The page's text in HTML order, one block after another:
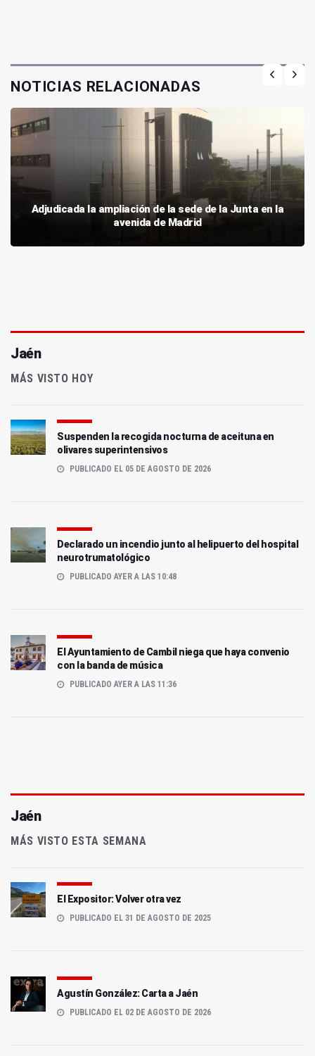
NOTICIAS RELACIONADAS
Adjudicada la ampliación de la sede de la Junta en la
avenida de Madrid
Jaén
MÁS VISTO HOY
Suspenden la recogida nocturna de aceituna en
olivares superintensivos
PUBLICADO EL 05 DE AGOSTO DE 2026
Declarado un incendio junto al helipuerto del hospital
neurotrumatológico
PUBLICADO AYER A LAS 10:48
El Ayuntamiento de Cambil niega que haya convenio
con la banda de música
PUBLICADO AYER A LAS 11:36
Jaén
MÁS VISTO ESTA SEMANA
El Expositor: Volver otra vez
PUBLICADO EL 31 DE AGOSTO DE 2025
Agustín González: Carta a Jaén
PUBLICADO EL 02 DE AGOSTO DE 2026